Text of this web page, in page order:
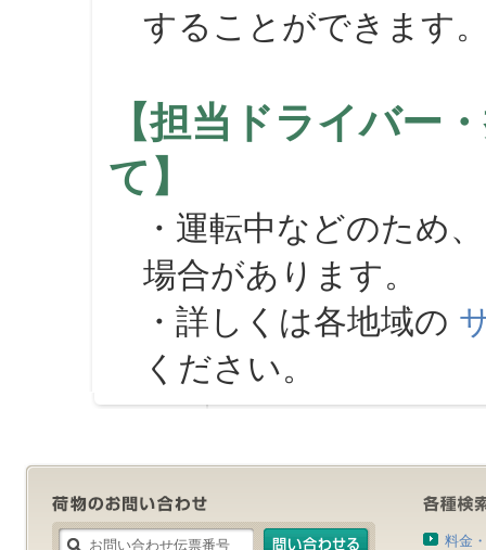
することができます
【担当ドライバー
て】
・運転中などのため
場合があります。
・詳しくは各地域の
ください。
料金